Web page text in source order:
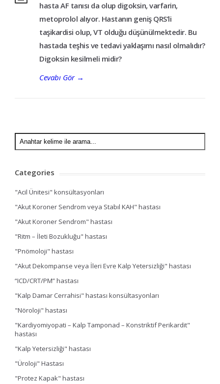
hasta AF tanısı da olup digoksin, varfarin,
metoprolol alıyor. Hastanın geniş QRS’li
taşikardisi olup, VT olduğu düşünülmektedir. Bu
hastada teşhis ve tedavi yaklaşımı nasıl olmalıdır?
Digoksin kesilmeli midir?
Cevabı Gör→
Categories
"Acil Ünitesi" konsültasyonları
"Akut Koroner Sendrom veya Stabıl KAH" hastası
"Akut Koroner Sendrom" hastası
"Ritm – İleti Bozukluğu" hastası
"Pnömoloji" hastası
"Akut Dekompanse veya İleri Evre Kalp Yetersizliği" hastası
“ICD/CRT/PM” hastası
"Kalp Damar Cerrahisi" hastası konsültasyonları
"Nöroloji" hastası
"Kardiyomiyopati – Kalp Tamponad – Konstriktif Perikardit"
hastası
"Kalp Yetersizliği" hastası
"Üroloji" Hastası
"Protez Kapak" hastası